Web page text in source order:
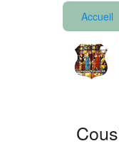
Accueil